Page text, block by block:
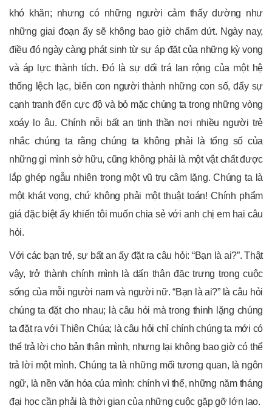
khó khăn; nhưng có những người cảm thấy dường như
những giai đoạn ấy sẽ không bao giờ chấm dứt. Ngày nay,
điều đó ngày càng phát sinh từ sự áp đặt của những kỳ vọng
và áp lực thành tích. Đó là sự dối trá lan rộng của một hệ
thống lệch lạc, biến con người thành những con số, đẩy sự
cạnh tranh đến cực độ và bỏ mặc chúng ta trong những vòng
xoáy lo âu. Chính nỗi bất an tinh thần nơi nhiều người trẻ
nhắc chúng ta rằng chúng ta không phải là tổng số của
những gì mình sở hữu, cũng không phải là một vật chất được
lắp ghép ngẫu nhiên trong một vũ trụ câm lặng. Chúng ta là
một khát vọng, chứ không phải một thuật toán! Chính phẩm
giá đặc biệt ấy khiến tôi muốn chia sẻ với anh chị em hai câu
hỏi.
Với các bạn trẻ, sự bất an ấy đặt ra câu hỏi: “Bạn là ai?”. Thật
vậy, trở thành chính mình là dấn thân đặc trưng trong cuộc
sống của mỗi người nam và người nữ. “Bạn là ai?” là câu hỏi
chúng ta đặt cho nhau; là câu hỏi mà trong thinh lặng chúng
ta đặt ra với Thiên Chúa; là câu hỏi chỉ chính chúng ta mới có
thể trả lời cho bản thân mình, nhưng lại không bao giờ có thể
trả lời một mình. Chúng ta là những mối tương quan, là ngôn
ngữ, là nền văn hóa của mình: chính vì thế, những năm tháng
đại học cần phải là thời gian của những cuộc gặp gỡ lớn lao.